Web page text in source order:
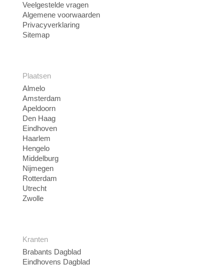
Veelgestelde vragen
Algemene voorwaarden
Privacyverklaring
Sitemap
Plaatsen
Almelo
Amsterdam
Apeldoorn
Den Haag
Eindhoven
Haarlem
Hengelo
Middelburg
Nijmegen
Rotterdam
Utrecht
Zwolle
Kranten
Brabants Dagblad
Eindhovens Dagblad